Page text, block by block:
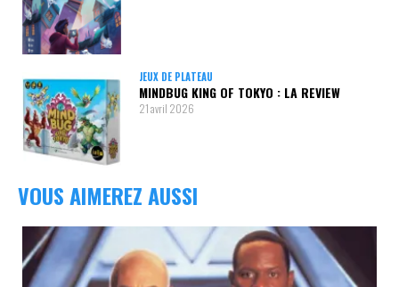
JEUX DE PLATEAU
MINDBUG KING OF TOKYO : LA REVIEW
21 avril 2026
VOUS AIMEREZ AUSSI